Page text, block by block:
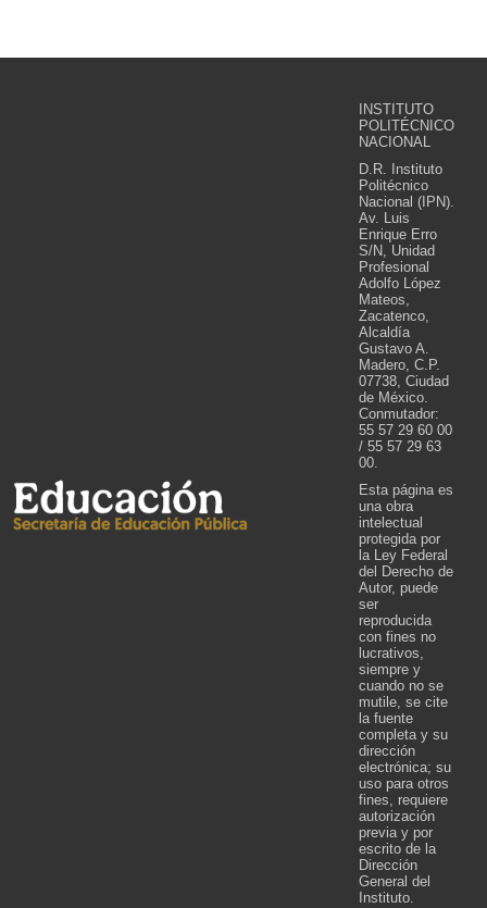
INSTITUTO
POLITÉCNICO
NACIONAL
D.R. Instituto
Politécnico
Nacional (IPN).
Av. Luis
Enrique Erro
S/N, Unidad
Profesional
Adolfo López
Mateos,
Zacatenco,
Alcaldía
Gustavo A.
Madero, C.P.
07738, Ciudad
de México.
Conmutador:
55 57 29 60 00
/ 55 57 29 63
00.
Esta página es
una obra
intelectual
protegida por
la Ley Federal
del Derecho de
Autor, puede
ser
reproducida
con fines no
lucrativos,
siempre y
cuando no se
mutile, se cite
la fuente
completa y su
dirección
electrónica; su
uso para otros
fines, requiere
autorización
previa y por
escrito de la
Dirección
General del
Instituto.